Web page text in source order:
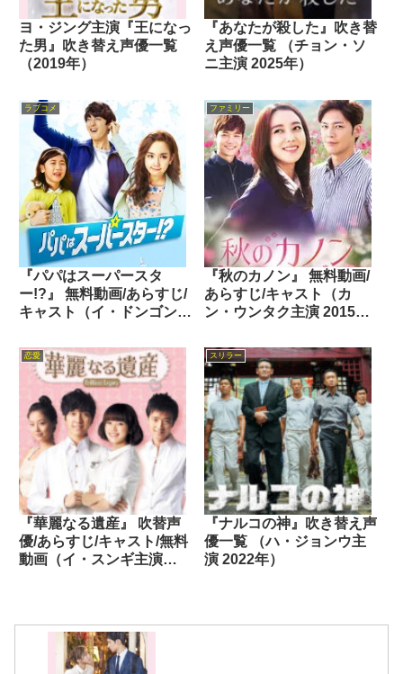
ヨ・ジング主演『王になっ
た男』吹き替え声優一覧
（2019年）
『あなたが殺した』吹き替
え声優一覧 （チョン・ソ
ニ主演 2025年）
ラブコメ
『パパはスーパースタ
ー!?』 無料動画/あらすじ/
キャスト（イ・ドンゴン主
ファミリー
『秋のカノン』 無料動画/
あらすじ/キャスト（カ
ン・ウンタク主演 2015
恋愛
『華麗なる遺産』 吹替声
優/あらすじ/キャスト/無料
動画（イ・スンギ主演
スリラー
『ナルコの神』吹き替え声
優一覧 （ハ・ジョンウ主
演 2022年）